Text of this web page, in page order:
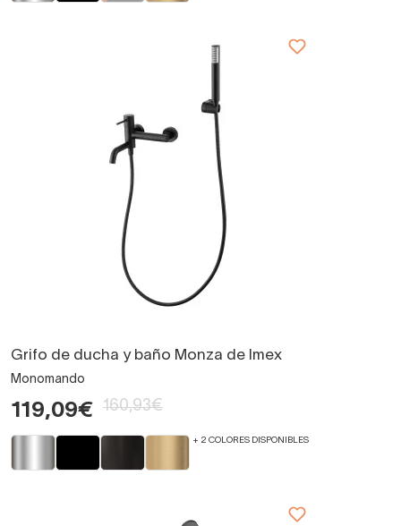
Grifo de ducha y baño Monza de Imex
Monomando
119,09€ 160,93€
+ 2 COLORES DISPONIBLES